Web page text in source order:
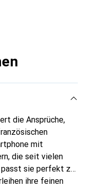
die Ansprüche,
mit
die seit vielen
passt sie perfekt zu
ihre feinen